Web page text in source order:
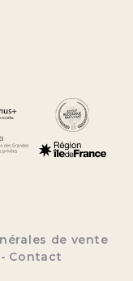
de vente
Contact